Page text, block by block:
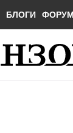
БЛОГИ ФОРУМ